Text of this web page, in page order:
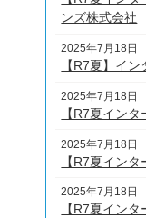
ンズ株式会社
2025年7月18日
【R7夏】イ
2025年7月18日
【R7夏イン
2025年7月18日
【R7夏イン
2025年7月18日
【R7夏イン